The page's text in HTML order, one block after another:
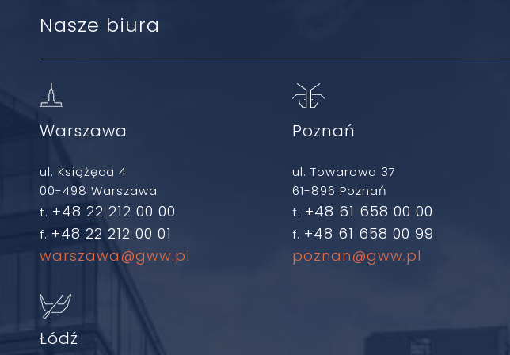
Nasze biura
Warszawa
ul. Książęca 4
00-498 Warszawa
t. +48 22 212 00 00
f. +48 22 212 00 01
warszawa@gww.pl
Poznań
ul. Towarowa 37
61-896 Poznań
t. +48 61 658 00 00
f. +48 61 658 00 99
poznan@gww.pl
Łódź